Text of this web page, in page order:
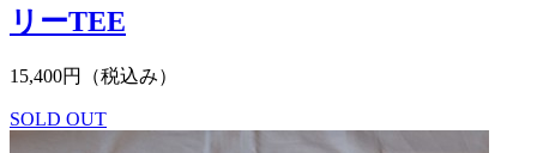
リーTEE
15,400円（税込み）
SOLD OUT